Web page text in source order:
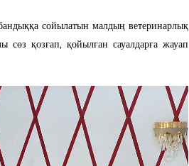
сойылатын малдың ветеринарлық
қозғап, қойылған сауалдарға жауап